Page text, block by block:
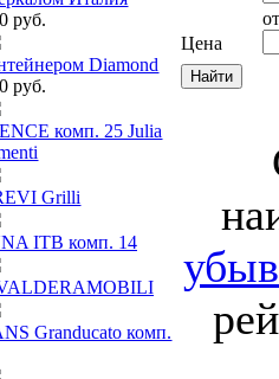
руб.
Diamond
руб.
комп. 25 Julia
Grilli
ITB комп. 14
Granducato комп.
Цена
от
убыв